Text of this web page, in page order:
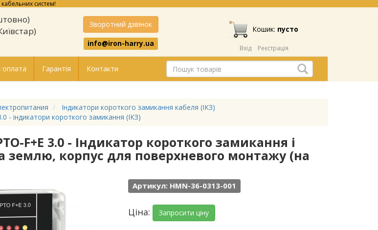
систем!
Зворотний дзвінок
info@iron-harry.ua
Кошик: пусто
Вхід Реєстрація
оплата Гарантія Контакти
Індикатори короткого замикання кабеля (ІКЗ)
- індикатори короткого замикання (ІКЗ)
F+E 3.0 - Індикатор короткого замикання і
землю, корпус для поверхневого монтажу (на
Артикул: HMN-36-0313-001
Ціна: Запросити ціну